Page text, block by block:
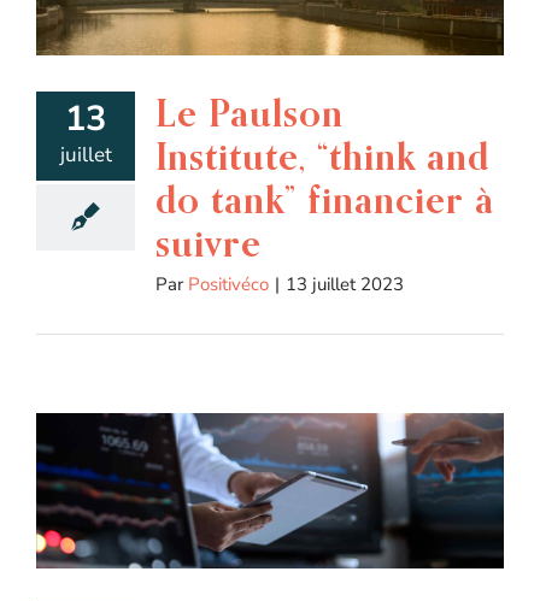
13
juillet
Le Paulson
Institute, “think and
do tank” financier à
suivre
Par Positivéco | 13 juillet 2023